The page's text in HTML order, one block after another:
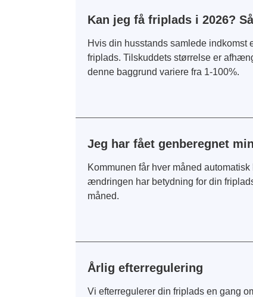
Kan jeg få friplads i 2026?
Hvis din husstands samlede indkomst
friplads. Tilskuddets størrelse er
denne baggrund variere fra 1-100%.
Jeg har fået genberegnet
Kommunen får hver måned
ændringen har betydning for din
måned.
Årlig efterregulering
Vi efterregulerer din friplads en gang